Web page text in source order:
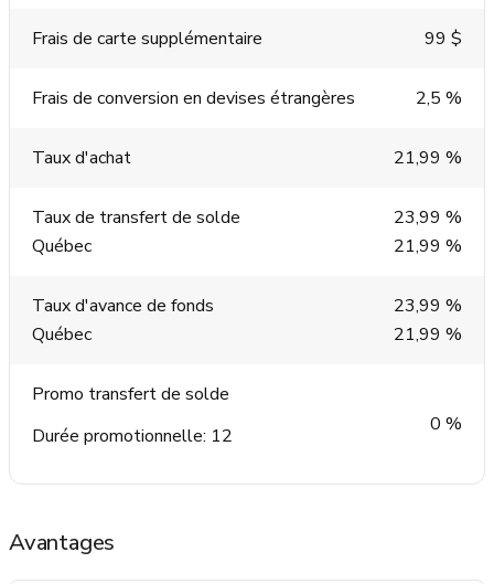
Frais de carte supplémentaire 99 $
Frais de conversion en devises étrangères 2,5 %
Taux d'achat 21,99 %
Taux de transfert de solde
23,99 %
Québec
21,99 %
Taux d'avance de fonds
23,99 %
Québec
21,99 %
Promo transfert de solde
Durée promotionnelle: 12
0 %
Avantages